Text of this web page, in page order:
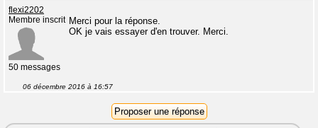
flexi2202
Membre inscrit
50 messages
Merci pour la réponse.
OK je vais essayer d'en trouver. Merci.
06 décembre 2016 à 16:57